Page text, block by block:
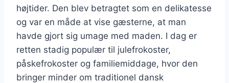
højtider. Den blev betragtet som en delikatesse
og var en måde at vise gæsterne, at man
havde gjort sig umage med maden. I dag er
retten stadig populær til julefrokoster,
påskefrokoster og familiemiddage, hvor den
bringer minder om traditionel dansk